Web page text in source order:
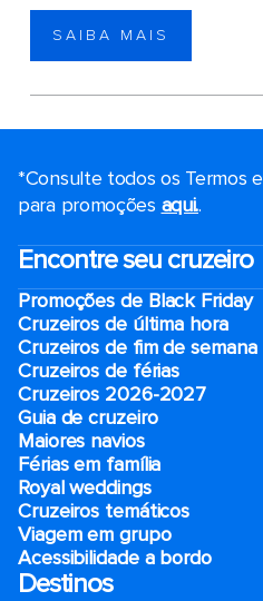
SAIBA MAIS
*Consulte todos os Termos
para promoções aqui..
Encontre seu cruzeiro
Promoções de Black Friday
Cruzeiros de última hora
Cruzeiros de fim de semana
Cruzeiros de férias
Cruzeiros 2026-2027
Guia de cruzeiro
Maiores navios
Férias em família
Royal weddings
Cruzeiros temáticos
Viagem em grupo
Acessibilidade a bordo
Destinos